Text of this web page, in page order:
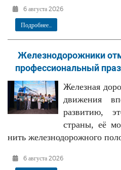
6 августа 2026
Подробнее...
Железнодорожники
профессиональный
Железная
движения
развитию,
страны, её
нить железнодорожного
6 августа 2026